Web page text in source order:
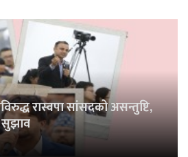
रास्वपा सांसदको असन्तुष्टि,
सुझाव